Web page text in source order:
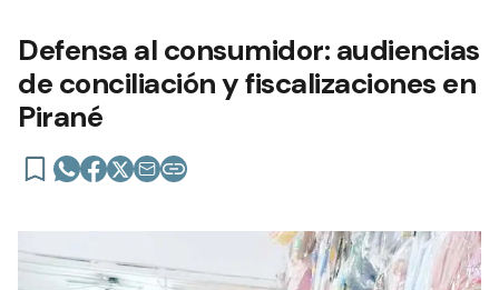
Defensa al consumidor: audiencias
de conciliación y fiscalizaciones en
Pirané